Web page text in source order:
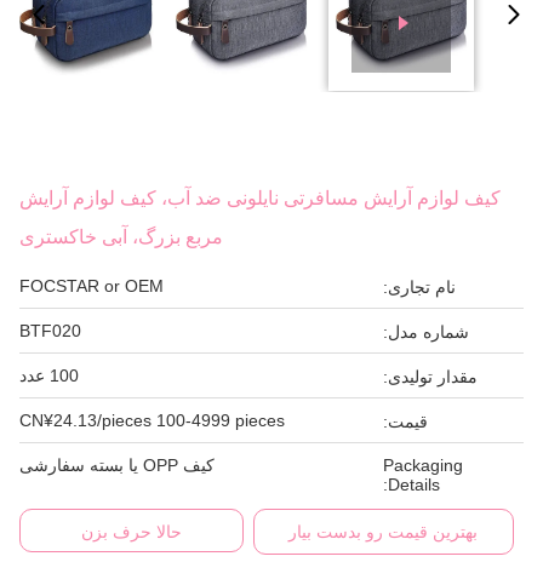
کیف لوازم آرایش مسافرتی نایلونی ضد آب، کیف لوازم آرایش
مربع بزرگ، آبی خاکستری
نام تجاری: FOCSTAR or OEM
شماره مدل: BTF020
مقدار تولیدی: 100 عدد
قیمت: CN¥24.13/pieces 100-4999 pieces
Packaging
Details:
کیف OPP یا بسته سفارشی
بهترین قیمت رو بدست بیار حالا حرف بزن